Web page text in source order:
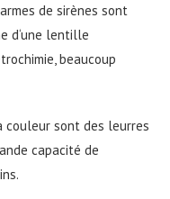
de sirènes sont
d‘une lentille
beaucoup
couleur sont des leurres
capacité de